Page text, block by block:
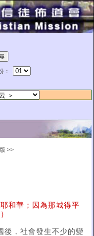
：
>>
和華；因為那城得平
，社會發生不少的變